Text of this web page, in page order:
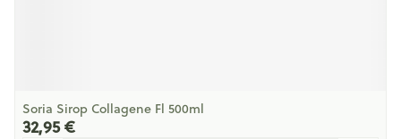
Soria Sirop Collagene Fl 500ml
32,95 €